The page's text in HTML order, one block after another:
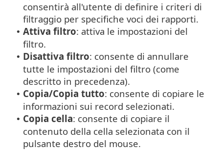
consentirà all'utente di definire i criteri di
filtraggio per specifiche voci dei rapporti.
• Attiva filtro: attiva le impostazioni del
filtro.
• Disattiva filtro: consente di annullare
tutte le impostazioni del filtro (come
descritto in precedenza).
• Copia/Copia tutto: consente di copiare le
informazioni sui record selezionati.
• Copia cella: consente di copiare il
contenuto della cella selezionata con il
pulsante destro del mouse.